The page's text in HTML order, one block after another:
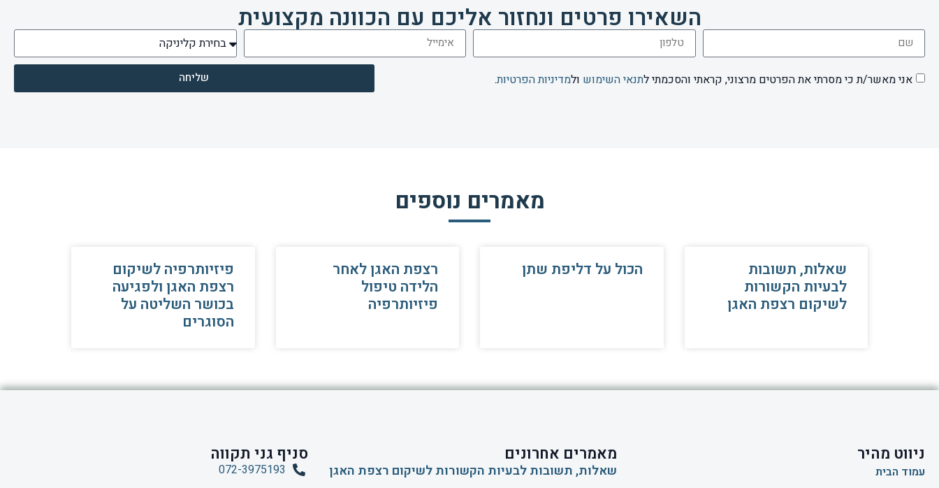
השאירו פרטים ונחזור אליכם עם הכוונה מקצועית
אני מאשר/ת כי מסרתי את הפרטים מרצוני, קראתי והסכמתי לתנאי השימוש ולמדיניות הפרטיות. שליחה
מאמרים נוספים
שאלות, תשובות
לבעיות הקשורות
לשיקום רצפת האגן
הכול על דליפת שתן
רצפת האגן לאחר
הלידה טיפול
פיזיותרפיה
פיזיותרפיה לשיקום
רצפת האגן ולפגיעה
בכושר השליטה על
הסוגרים
ניווט מהיר
עמוד הבית
מאמרים אחרונים
שאלות, תשובות לבעיות הקשורות לשיקום רצפת האגן
סניף גני תקווה
072-3975193